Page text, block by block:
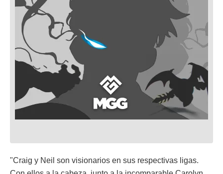
"Craig y Neil son visionarios en sus respectivas ligas.